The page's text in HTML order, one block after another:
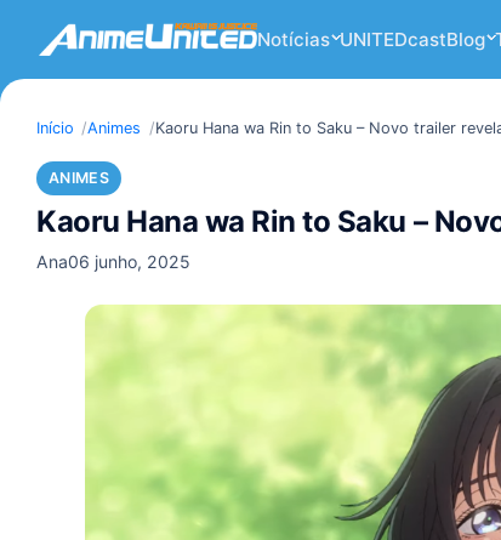
Notícias UNITEDcastBlog
Início Animes Kaoru Hana wa Rin to Saku – Novo trailer
ANIMES
Kaoru Hana wa Rin to Saku –
Ana06 junho, 2025